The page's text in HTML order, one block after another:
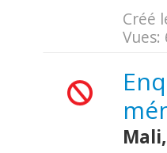
Créé
Vues: